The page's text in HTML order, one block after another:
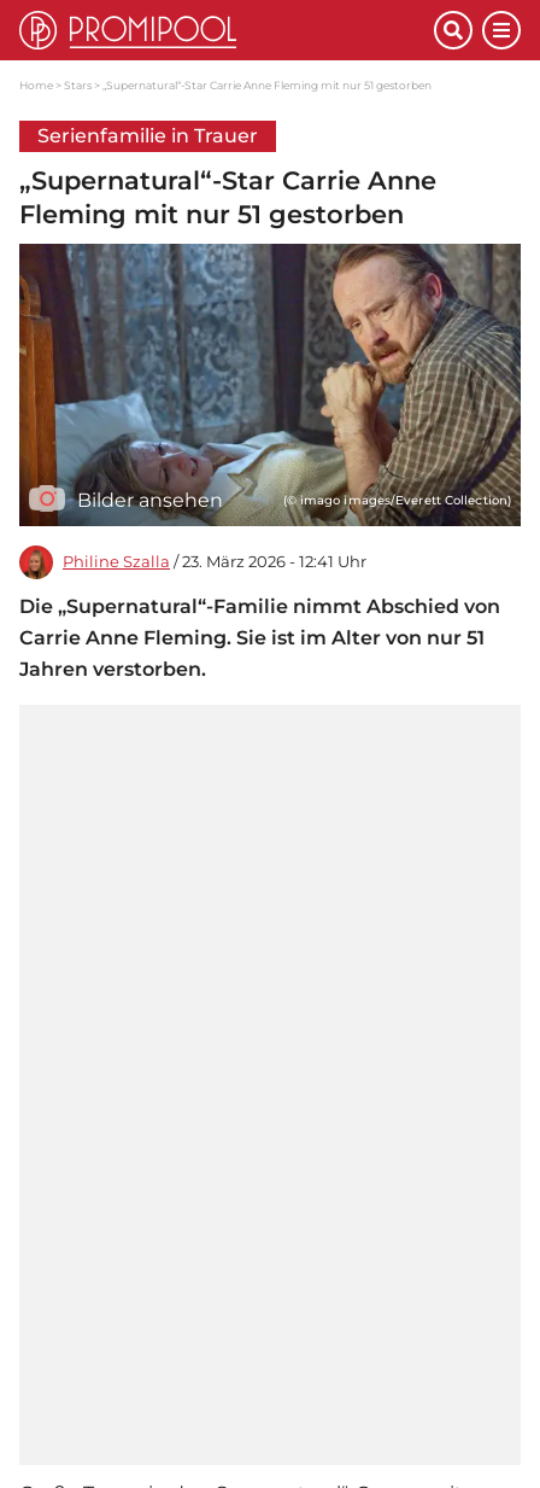
Home Stars „Supernatural“-Star Carrie Anne Fleming mit nur 51 gestorben
Serienfamilie in Trauer
„Supernatural“-Star Carrie Anne
Fleming mit nur 51 gestorben
Bilder ansehen (© imago images/Everett Collection)
Philine Szalla / 23. März 2026 - 12:41 Uhr
Die „Supernatural“-Familie nimmt Abschied von
Carrie Anne Fleming. Sie ist im Alter von nur 51
Jahren verstorben.